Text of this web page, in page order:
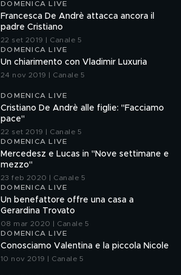
DOMENICA LIVE
Francesca De Andrè attacca ancora il
padre Cristiano
22 set 2019 | Canale 5
DOMENICA LIVE
Un chiarimento con Vladimir Luxuria
24 nov 2019 | Canale 5
DOMENICA LIVE
Cristiano De Andrè alle figlie: "Facciamo
pace"
22 set 2019 | Canale 5
DOMENICA LIVE
Mercedesz e Lucas in "Nove settimane e
mezzo"
23 feb 2020 | Canale 5
DOMENICA LIVE
Un benefattore offre una casa a
Gerardina Trovato
08 mar 2020 | Canale 5
DOMENICA LIVE
Conosciamo Valentina e la piccola Nicole
10 nov 2019 | Canale 5